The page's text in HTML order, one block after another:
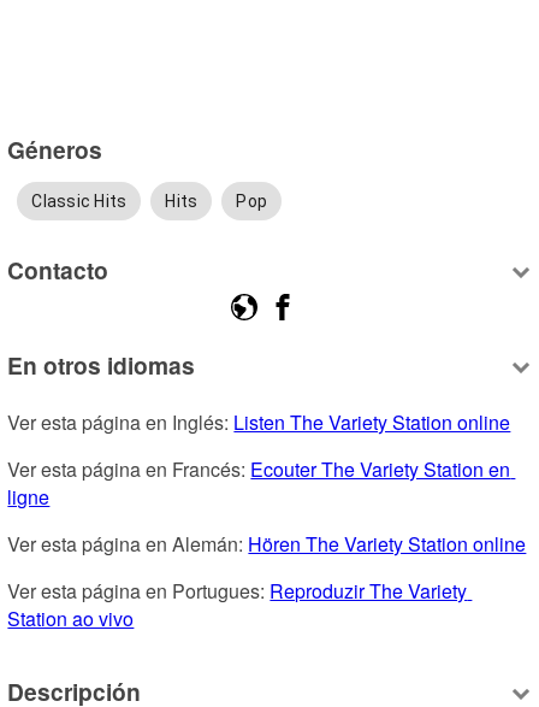
Géneros
Classic Hits Hits Pop
Contacto
En otros idiomas
Ver esta página en Inglés: Listen The Variety Station online
Ver esta página en Francés: Ecouter The Variety Station en
ligne
Ver esta página en Alemán: Hören The Variety Station online
Ver esta página en Portugues: Reproduzir The Variety
Station ao vivo
Descripción